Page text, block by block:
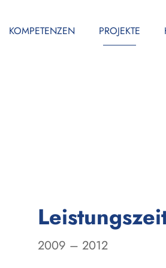
KOMPETENZEN PROJEKTE
2009 – 2012